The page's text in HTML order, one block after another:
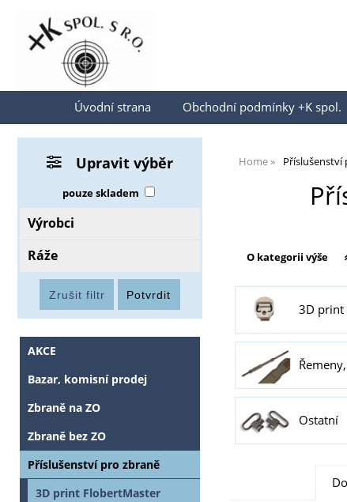
Přihlásit se
Úvodní strana Obchodní podmínky +K spol.
Home Příslušenství
O kategorii výše
3D print
Ostatní
Upravit výběr
pouze skladem
Výrobci
Ráže
AKCE
Bazar, komisní prodej
Zbraně na ZO
Zbraně bez ZO
Příslušenství pro zbraně
3D print FlobertMaster